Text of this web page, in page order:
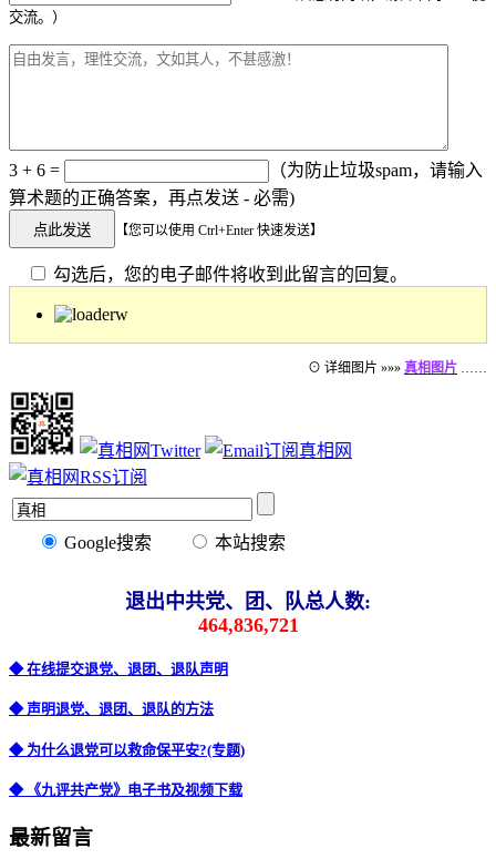
交流。）
3 + 6 =
（为防止垃圾spam，请输入
算术题的正确答案，再点发送 - 必需)
【您可以使用 Ctrl+Enter 快速发送】
勾选后，您的电子邮件将收到此留言的回复。
⊙ 详细图片 »»» 真相图片 ……
Google搜索 本站搜索
退出中共党、团、队总人数:
464,836,721
◆ 在线提交退党、退团、退队声明
◆ 声明退党、退团、退队的方法
◆ 为什么退党可以救命保平安?(专题)
◆ 《九评共产党》电子书及视频下载
最新留言